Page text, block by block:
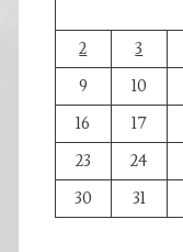
2
3
9
10
16
17
23
24
30
31